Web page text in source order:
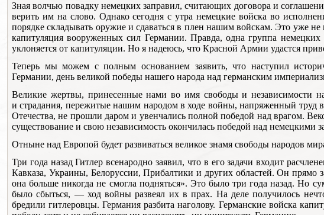
Зная волчью повадку немецких заправил, считающих договора и
верить им на слово. Однако сегодня с утра немецкие войска во
порядке складывать оружие и сдаваться в плен нашим войскам. Это уже
капитуляция вооруженных сил Германии. Правда, одна группа
уклоняется от капитуляции. Но я надеюсь, что Красной Армии удастся
Теперь мы можем с полным основанием заявить, что наступил
Германии, день великой победы нашего народа над германским
Великие жертвы, принесенные нами во имя свободы и независимости
и страдания, пережитые нашим народом в ходе войны, напряженный труд
Отечества, не прошли даром и увенчались полной победой над врагом.
существование и свою независимость окончилась победой над немецкими
Отныне над Европой будет развиваться великое знамя свободы народов
Три года назад Гитлер всенародно заявил, что в его задачи входит
Кавказа, Украины, Белоруссии, Прибалтики и других областей. Он
она больше никогда не смогла подняться». Это было три года назад. Но
было сбыться, — ход войны развеял их в прах. На деле получилось
бредили гитлеровцы. Германия разбита наголову. Германские войска